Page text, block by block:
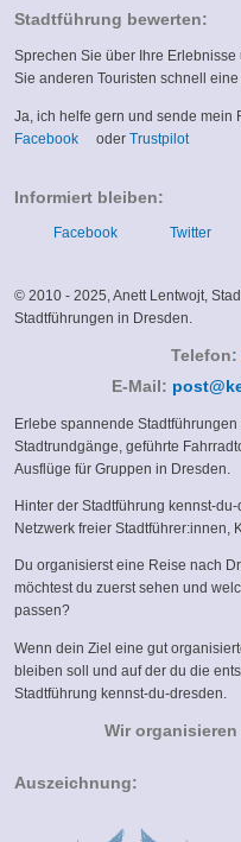
Stadtführung bewerten:
Sprechen Sie über Ihre
Sie anderen Touristen schnell
Ja, ich helfe gern und sende
Facebook(linkoder Trustpilot(link
Informiert bleiben:
Facebook Twitter
© 2010 - 2025, Anett Lentwojt,
Stadtführungen in Dresden.
Telefon:
E-Mail:
Erlebe spannende
Stadtrundgänge, geführte
Ausflüge für Gruppen in Dresden.
Hinter der Stadtführung kennst-
Netzwerk freier Stadtführer:innen,
Du organisierst eine Reise nach
möchtest du zuerst sehen und
passen?
Wenn dein Ziel eine gut
bleiben soll und auf der du die
Stadtführung kennst-du-dresden.
Wir
Auszeichnung: